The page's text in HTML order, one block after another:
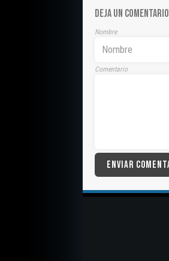
DEJA UN COMENTARIO
Nombre
Comentario